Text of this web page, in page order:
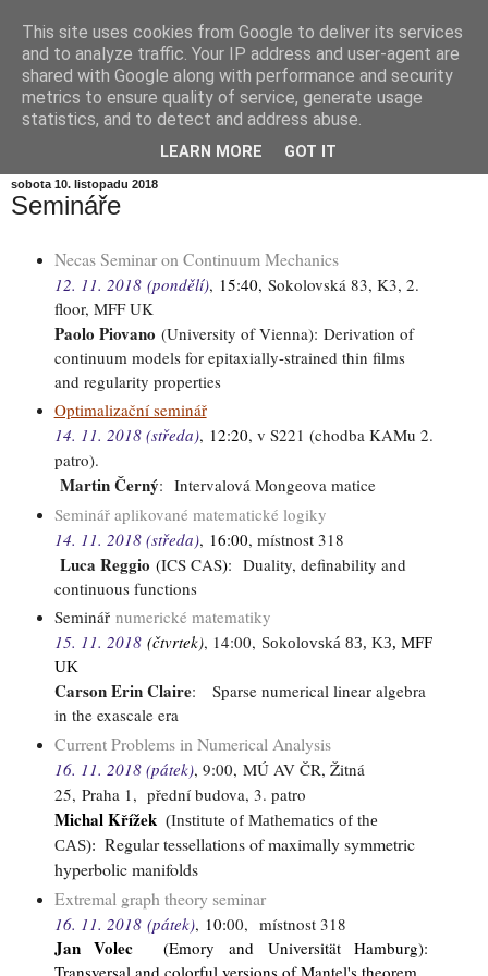
Informační zátiší
Blog Ústavu informatiky Akademie věd České republiky,
sobota 10. listopadu 2018
Semináře
Necas Seminar on Continuum Mechanics
12. 11. 2018 (pondělí), 15:40, Sokolovská 83, K3, 2.
floor, MFF UK
Paolo Piovano (University of Vienna): Derivation of
continuum models for epitaxially-strained thin films
and regularity properties
Optimalizační seminář
14. 11. 2018 (středa), 12:20, v S221 (chodba KAMu 2.
patro).
Martin Černý: Intervalová Mongeova matice
Seminář aplikované matematické logiky
14. 11. 2018 (středa), 16:00, místnost 318
Luca Reggio (ICS CAS): Duality, definability and
continuous functions
Seminář numerické matematiky
15. 11. 2018(čtvrtek), 14:00, Sokolovská 83, K3, MFF
UK
Carson Erin Claire:
Sparse numerical linear algebra
in the exascale era
Current Problems in Numerical Analysis
16. 11. 2018 (pátek), 9:00, MÚ AV ČR, Žitná
25, Praha 1, přední budova, 3. patro
Michal Křížek(Institute of Mathematics of the
CAS): Regular tessellations of maximally symmetric
hyperbolic manifolds
Extremal graph theory seminar
16. 11. 2018 (pátek), 10:00, místnost 318
Jan Volec (Emory and Universität Hamburg):
Transversal and colorful versions of Mantel's theorem
This site uses cookies from Google to deliver its services
and to analyze traffic. Your IP address and user-agent are
shared with Google along with performance and security
metrics to ensure quality of service, generate usage
statistics, and to detect and address abuse.
LEARN MORE GOT IT